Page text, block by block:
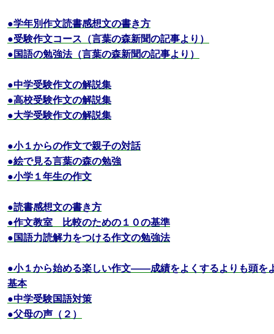
●学年別作文読書感想文の書き方
●受験作文コース（言葉の森新聞の記事より）
●国語の勉強法（言葉の森新聞の記事より）
●中学受験作文の解説集
●高校受験作文の解説集
●大学受験作文の解説集
●小１からの作文で親子の対話
●絵で見る言葉の森の勉強
●小学１年生の作文
●読書感想文の書き方
●作文教室 比較のための１０の基準
●国語力読解力をつける作文の勉強法
●小１から始める楽しい作文――成績をよくするよりも頭を
基本
●中学受験国語対策
●父母の声（２）